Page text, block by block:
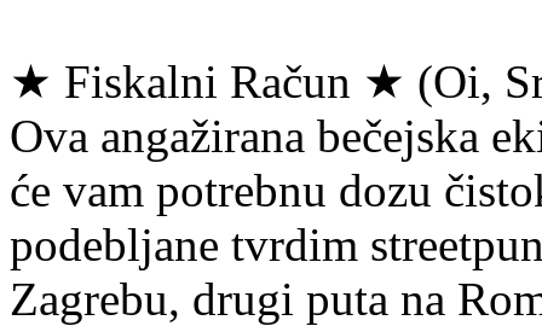
★ Fiskalni Račun ★ (Oi,
Ova angažirana bečejska
će vam potrebnu dozu
podebljane tvrdim
Zagrebu, drugi puta na